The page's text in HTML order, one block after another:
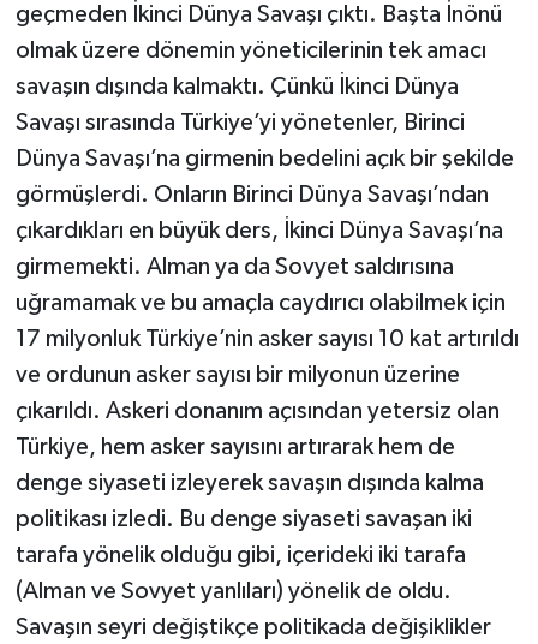
geçmeden İkinci Dünya Savaşı çıktı. Başta İnönü
olmak üzere dönemin yöneticilerinin tek amacı
savaşın dışında kalmaktı. Çünkü İkinci Dünya
Savaşı sırasında Türkiye’yi yönetenler, Birinci
Dünya Savaşı’na girmenin bedelini açık bir şekilde
görmüşlerdi. Onların Birinci Dünya Savaşı’ndan
çıkardıkları en büyük ders, İkinci Dünya Savaşı’na
girmemekti. Alman ya da Sovyet saldırısına
uğramamak ve bu amaçla caydırıcı olabilmek için
17 milyonluk Türkiye’nin asker sayısı 10 kat artırıldı
ve ordunun asker sayısı bir milyonun üzerine
çıkarıldı. Askeri donanım açısından yetersiz olan
Türkiye, hem asker sayısını artırarak hem de
denge siyaseti izleyerek savaşın dışında kalma
politikası izledi. Bu denge siyaseti savaşan iki
tarafa yönelik olduğu gibi, içerideki iki tarafa
(Alman ve Sovyet yanlıları) yönelik de oldu.
Savaşın seyri değiştikçe politikada değişiklikler